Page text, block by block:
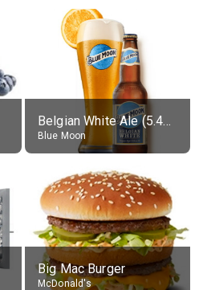
Belgian White Ale (5.4% alc.)
Blue Moon
Big Mac Burger
McDonald's